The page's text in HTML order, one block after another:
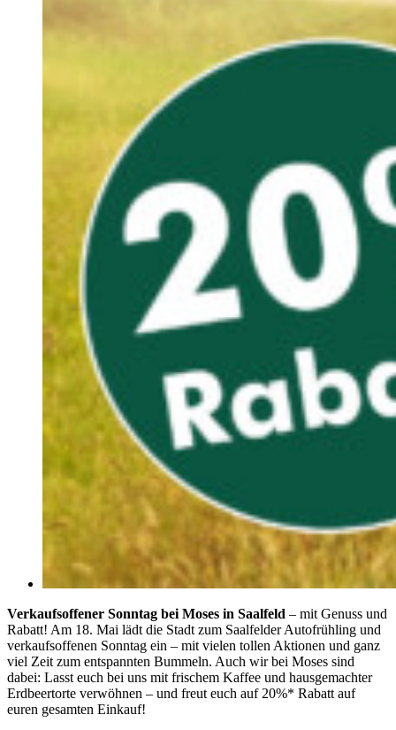
Verkaufsoffener Sonntag bei Moses in Saalfeld – mit Genuss und
Rabatt! Am 18. Mai lädt die Stadt zum Saalfelder Autofrühling und
verkaufsoffenen Sonntag ein – mit vielen tollen Aktionen und ganz
viel Zeit zum entspannten Bummeln. Auch wir bei Moses sind
dabei: Lasst euch bei uns mit frischem Kaffee und hausgemachter
Erdbeertorte verwöhnen – und freut euch auf 20%* Rabatt auf
euren gesamten Einkauf!